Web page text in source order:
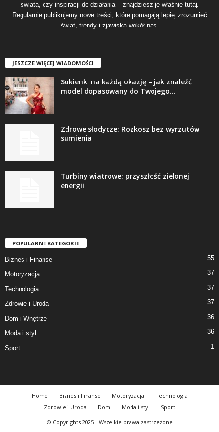
świata, czy inspiracji do działania – znajdziesz je właśnie tutaj.
Regularnie publikujemy nowe treści, które pomagają lepiej zrozumieć
świat, trendy i zjawiska wokół nas.
JESZCZE WIĘCEJ WIADOMOŚCI
Sukienki na każdą okazję – jak znaleźć
model dopasowany do Twojego...
Zdrowe słodycze: Rozkosz bez wyrzutów
sumienia
Turbiny wiatrowe: przyszłość zielonej
energii
POPULARNE KATEGORIE
Biznes i Finanse 55
Motoryzacja 37
Technologia 37
Zdrowie i Uroda 37
Dom i Wnętrze 36
Moda i styl 36
Sport 1
Home Biznes i Finanse Motoryzacja
Technologia
Zdrowie i Uroda
Dom Moda i styl
Sport
© Copyrights 2025 - Wszelkie prawa zastrzeżone